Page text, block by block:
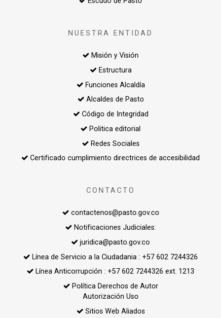
NUESTRA ENTIDAD
Misión y Visión
Estructura
Funciones Alcaldía
Alcaldes de Pasto
Código de Integridad
Politica editorial
Redes Sociales
Certificado cumplimiento directrices de accesibilidad
CONTACTO
contactenos@pasto.gov.co
Notificaciones Judiciales:
juridica@pasto.gov.co
Línea de Servicio a la Ciudadania : +57 602 7244326
Línea Anticorrupción : +57 602 7244326 ext. 1213
Política Derechos de Autor
Autorización Uso
Sitios Web Aliados